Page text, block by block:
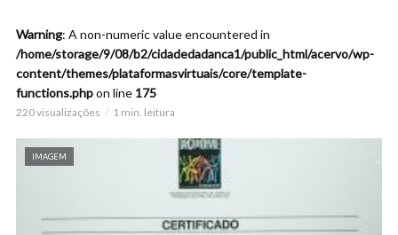
Warning: A non-numeric value encountered in
/home/storage/9/08/b2/cidadedadanca1/public_html/acervo/wp-
content/themes/plataformasvirtuais/core/template-
functions.phpon line 175
220 visualizações 1 min. leitura
IMAGEM